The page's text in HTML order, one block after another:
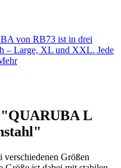
von RB73 ist in drei
– Large, XL und XXL. Jede
L
Größen